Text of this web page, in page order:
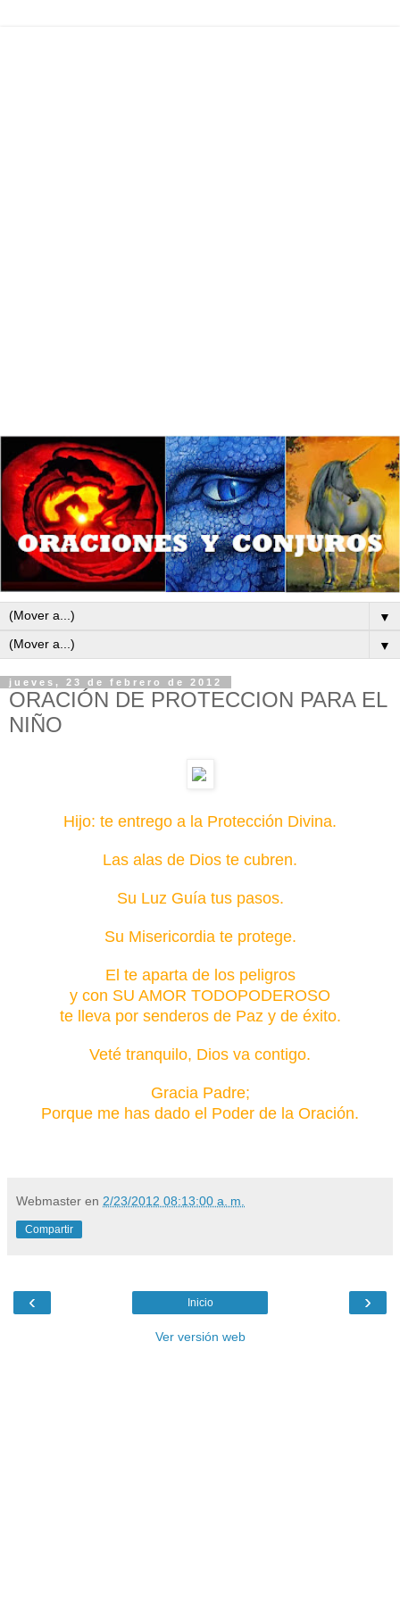
▼
▼
jueves, 23 de febrero de 2012
ORACIÓN DE PROTECCION PARA EL
NIÑO
Hijo: te entrego a la Protección Divina.
Las alas de Dios te cubren.
Su Luz Guía tus pasos.
Su Misericordia te protege.
El te aparta de los peligros
y con SU AMOR TODOPODEROSO
te lleva por senderos de Paz y de éxito.
Veté tranquilo, Dios va contigo.
Gracia Padre;
Porque me has dado el Poder de la Oración.
Webmaster en 2/23/2012 08:13:00 a. m.
Compartir
‹ ›
Inicio
Ver versión web